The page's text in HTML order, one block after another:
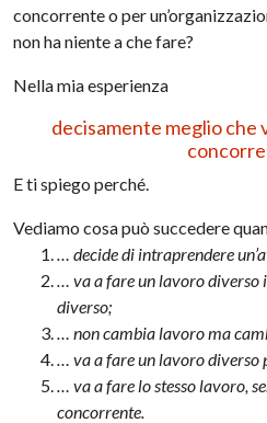
concorrente o per
non ha niente a che fare?
Nella mia esperienza
decisamente meglio che
E ti spiego perché.
Vediamo cosa può succedere
… decide di intraprendere
… va a fare un lavoro diverso
diverso;
… non cambia lavoro ma
… va a fare un lavorodiverso
… va a fare lo stesso lavoro,
concorrente.